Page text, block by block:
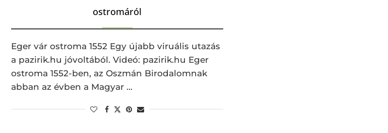
ostromáról
Eger vár ostroma 1552 Egy újabb viruális utazás
a pazirik.hu jóvoltából. Videó: pazirik.hu Eger
ostroma 1552-ben, az Oszmán Birodalomnak
abban az évben a Magyar …